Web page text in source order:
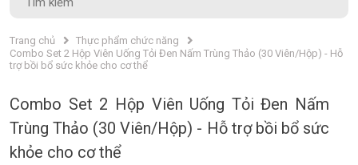
Trang chủ
Thực phẩm chức năng
Combo Set 2 Hộp Viên Uống Tỏi Đen Nấm Trùng Thảo (30 Viên/Hộp) - Hỗ
trợ bồi bổ sức khỏe cho cơ thể
Combo Set 2 Hộp Viên Uống Tỏi Đen Nấm
Trùng Thảo (30 Viên/Hộp) - Hỗ trợ bồi bổ sức
khỏe cho cơ thể